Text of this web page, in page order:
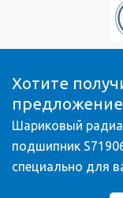
Хотите
Шариковый
подшипник
специально для